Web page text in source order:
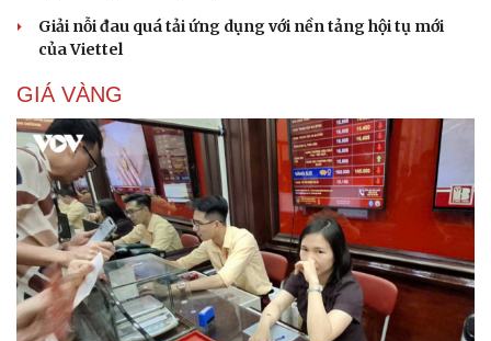
Giải nỗi đau quá tải ứng dụng với nền tảng hội tụ mới
của Viettel
GIÁ VÀNG